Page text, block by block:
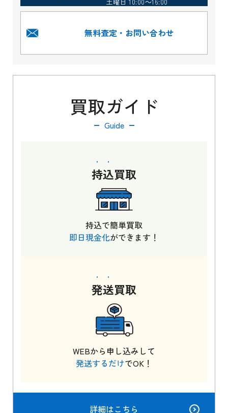
土曜日 10:00～16:00
無料査定・お問い合わせ
買取ガイド
Guide
持込買取
持込で簡単買取
即日現金化ができます！
発送買取
WEBから申し込みして
発送するだけでOK！
詳細はこちら